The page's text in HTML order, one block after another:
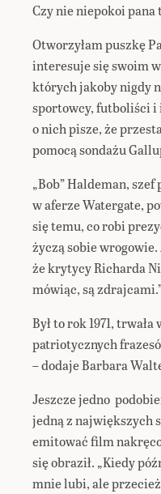
Czy nie niepokoi pana
Otworzyłam puszkę
interesuje się swoim
których jakoby nigdy
sportowcy, futboliści i
o nich pisze, że
pomocą sondażu
„Bob” Haldeman,
w aferze Watergate,
się temu, co robi
życzą sobie
że krytycy Richarda
mówiąc, są
Był to rok 1971,
patriotycznych
– dodaje Barbara
Jeszcze jedno
jedną z największych
emitować film
się obraził. „Kiedy
mnie lubi, ale